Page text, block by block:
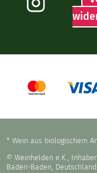
* Wein aus biologischem
© Weinhelden e.K.,
Baden-Baden, Deutschland